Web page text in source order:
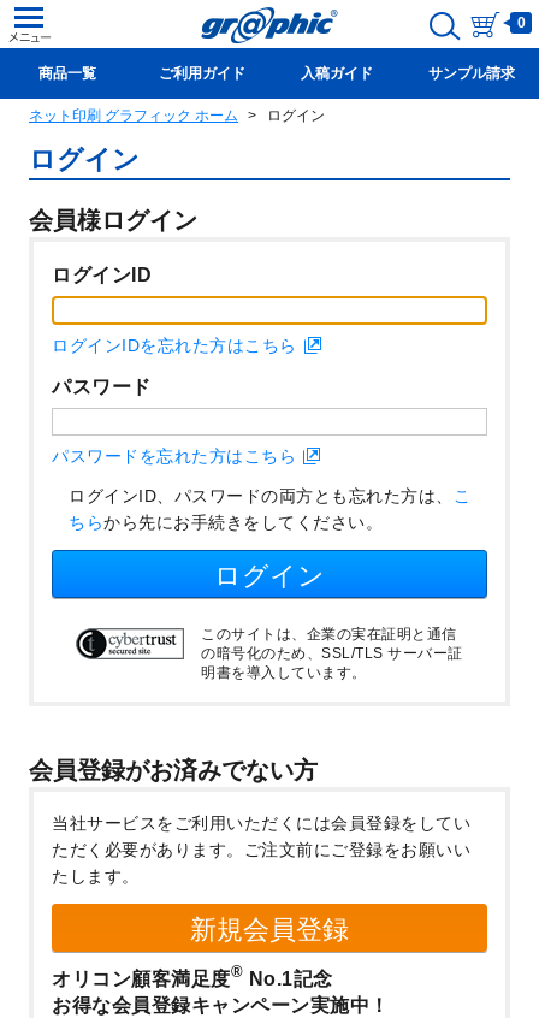
0
商品一覧 ご利用ガイド 入稿ガイド サンプル請求
新規会員登録(無料)
ネット印刷 グラフィック ホーム ログイン
ログイン
会員様ログイン
ログインID
ログインIDを忘れた方はこちら
パスワード
パスワードを忘れた方はこちら
ログインID、パスワードの両方とも忘れた方は、 こ
ちらから先にお手続きをしてください。
ログイン
このサイトは、企業の実在証明と通信
の暗号化のため、SSL/TLS サーバー証
明書を導入しています。
会員登録がお済みでない方
当社サービスをご利用いただくには会員登録をしてい
ただく必要があります。
ご注文前にご登録をお願いい
たします。
新規会員登録
オリコン顧客満足度® No.1記念
お得な会員登録キャンペーン実施中！